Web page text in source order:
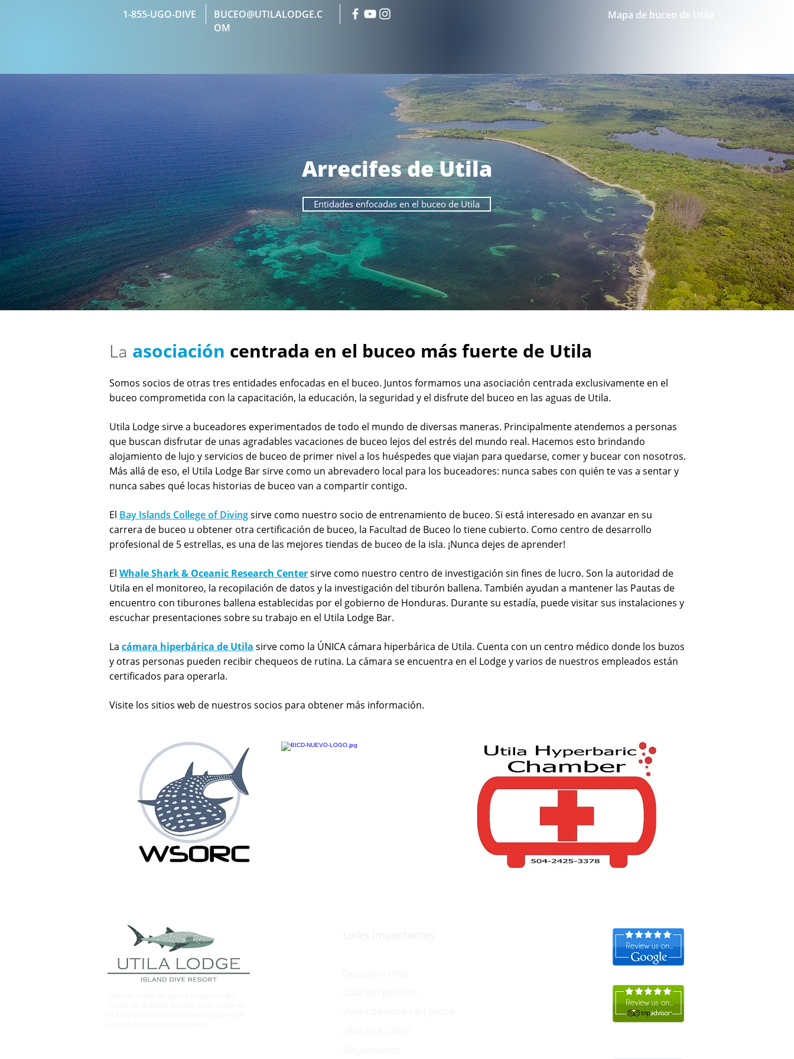
1-855-UGO-DIVE
BUCEO@UTILALODGE.C
OM
Mapa de buceo de Utila
Arrecifes de Utila
Entidades enfocadas en el buceo de Utila
La asociación centrada en el buceo más fuerte de Utila
Somos socios de otras tres entidades enfocadas en el buceo. Juntos formamos una asociación centrada exclusivamente en el
buceo comprometida con la capacitación, la educación, la seguridad y el disfrute del buceo en las aguas de Utila.
Utila Lodge sirve a buceadores experimentados de todo el mundo de diversas maneras. Principalmente atendemos a personas
que buscan disfrutar de unas agradables vacaciones de buceo lejos del estrés del mundo real. Hacemos esto brindando
alojamiento de lujo y servicios de buceo de primer nivel a los huéspedes que viajan para quedarse, comer y bucear con nosotros.
Más allá de eso, el Utila Lodge Bar sirve como un abrevadero local para los buceadores: nunca sabes con quién te vas a sentar y
nunca sabes qué locas historias de buceo van a compartir contigo.
El Bay Islands College of Divingsirve como nuestro socio de entrenamiento de buceo. Si está interesado en avanzar en su
carrera de buceo u obtener otra certificación de buceo, la Facultad de Buceo lo tiene cubierto. Como centro de desarrollo
profesional de 5 estrellas, es una de las mejores tiendas de buceo de la isla. ¡Nunca dejes de aprender!
El Whale Shark & Oceanic Research Centersirve como nuestro centro de investigación sin fines de lucro. Son la autoridad de
Utila en el monitoreo, la recopilación de datos y la investigación del tiburón ballena. También ayudan a mantener las Pautas de
encuentro con tiburones ballena establecidas por el gobierno de Honduras. Durante su estadía, puede visitar sus instalaciones y
escuchar presentaciones sobre su trabajo en el Utila Lodge Bar.
La cámara hiperbárica de Utila sirve como la ÚNICA cámara hiperbárica de Utila. Cuenta con un centro médico donde los buzos
y otras personas pueden recibir chequeos de rutina. La cámara se encuentra en el Lodge y varios de nuestros empleados están
certificados para operarla.
Visite los sitios web de nuestros socios para obtener más información.